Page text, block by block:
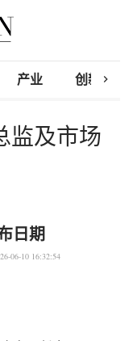
产业 创新研究
chevron_right
监及市场
日期
06-10 16:32:54